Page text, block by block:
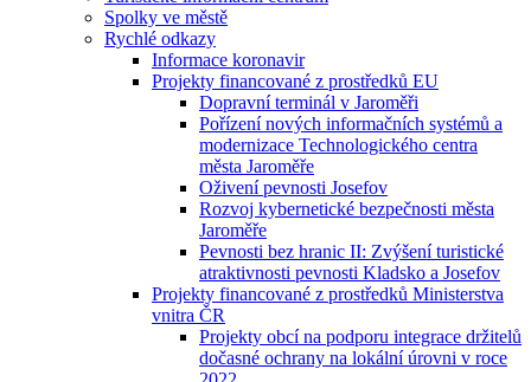
Spolky ve městě
Rychlé odkazy
Informace koronavir
Projekty financované z prostředků EU
Dopravní terminál v Jaroměři
Pořízení nových informačních systémů a
modernizace Technologického centra
města Jaroměře
Oživení pevnosti Josefov
Rozvoj kybernetické bezpečnosti města
Jaroměře
Pevnosti bez hranic II: Zvýšení turistické
atraktivnosti pevnosti Kladsko a Josefov
Projekty financované z prostředků Ministerstva
vnitra ČR
Projekty obcí na podporu integrace držitelů
dočasné ochrany na lokální úrovni v roce